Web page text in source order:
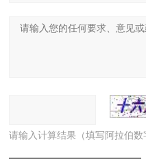
请输入计算结果（填写阿拉伯